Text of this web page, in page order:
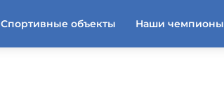
Спортивные объекты Наши чемпионы